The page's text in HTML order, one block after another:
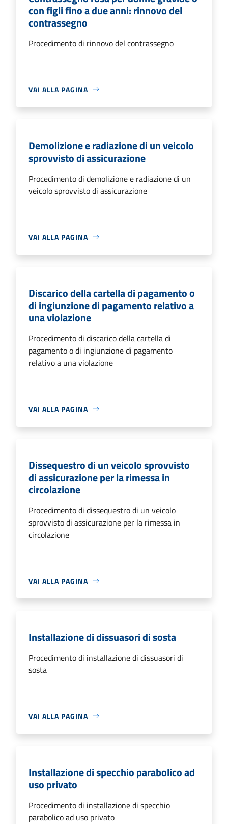
con figli fino a due anni: rinnovo del
contrassegno
Procedimento di rinnovo del contrassegno
VAI ALLA PAGINA
Demolizione e radiazione di un veicolo
sprovvisto di assicurazione
Procedimento di demolizione e radiazione di un
veicolo sprovvisto di assicurazione
VAI ALLA PAGINA
Discarico della cartella di pagamento o
di ingiunzione di pagamento relativo a
una violazione
Procedimento di discarico della cartella di
pagamento o di ingiunzione di pagamento
relativo a una violazione
VAI ALLA PAGINA
Dissequestro di un veicolo sprovvisto
di assicurazione per la rimessa in
circolazione
Procedimento di dissequestro di un veicolo
sprovvisto di assicurazione per la rimessa in
circolazione
VAI ALLA PAGINA
Installazione di dissuasori di sosta
Procedimento di installazione di dissuasori di
sosta
VAI ALLA PAGINA
Installazione di specchio parabolico ad
uso privato
Procedimento di installazione di specchio
parabolico ad uso privato